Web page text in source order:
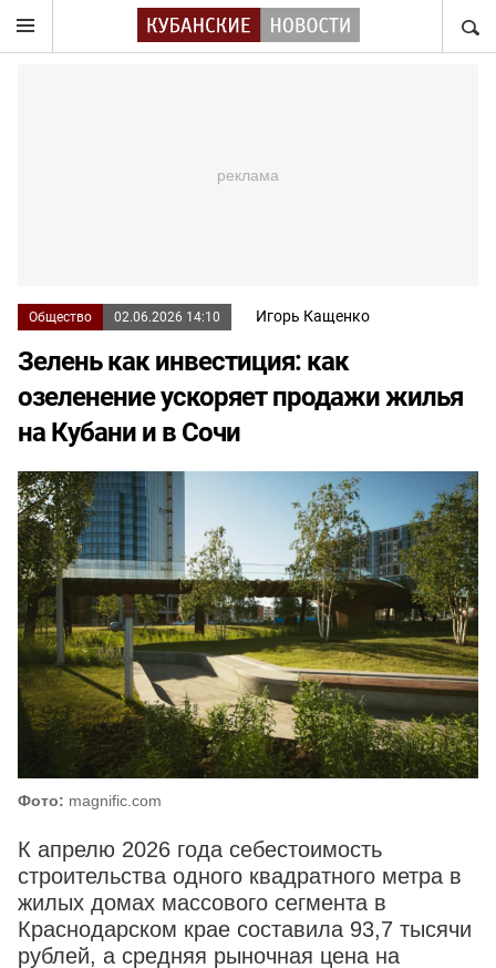
Общество 02.06.2026 14:10 Игорь Кащенко
Зелень как инвестиция: как
озеленение ускоряет продажи жилья
на Кубани и в Сочи
Фото: magnific.com
К апрелю 2026 года себестоимость
строительства одного квадратного метра в
жилых домах массового сегмента в
Краснодарском крае составила 93,7 тысячи
рублей, а средняя рыночная цена на